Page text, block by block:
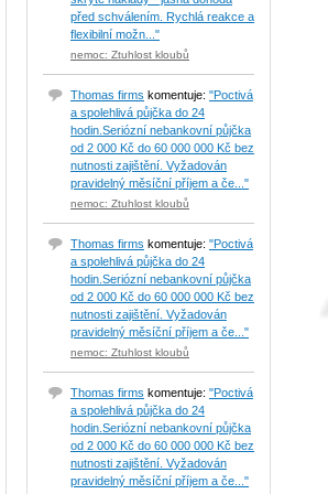
před schválením. Rychlá reakce a
flexibilní možn..."
nemoc: Ztuhlost kloubů
Thomas firms komentuje: "Poctivá
a spolehlivá půjčka do 24
hodin.Seriózní nebankovní půjčka
od 2 000 Kč do 60 000 000 Kč bez
nutnosti zajištění. Vyžadován
pravidelný měsíční příjem a če..."
nemoc: Ztuhlost kloubů
Thomas firms komentuje: "Poctivá
a spolehlivá půjčka do 24
hodin.Seriózní nebankovní půjčka
od 2 000 Kč do 60 000 000 Kč bez
nutnosti zajištění. Vyžadován
pravidelný měsíční příjem a če..."
nemoc: Ztuhlost kloubů
Thomas firms komentuje: "Poctivá
a spolehlivá půjčka do 24
hodin.Seriózní nebankovní půjčka
od 2 000 Kč do 60 000 000 Kč bez
nutnosti zajištění. Vyžadován
pravidelný měsíční příjem a če..."